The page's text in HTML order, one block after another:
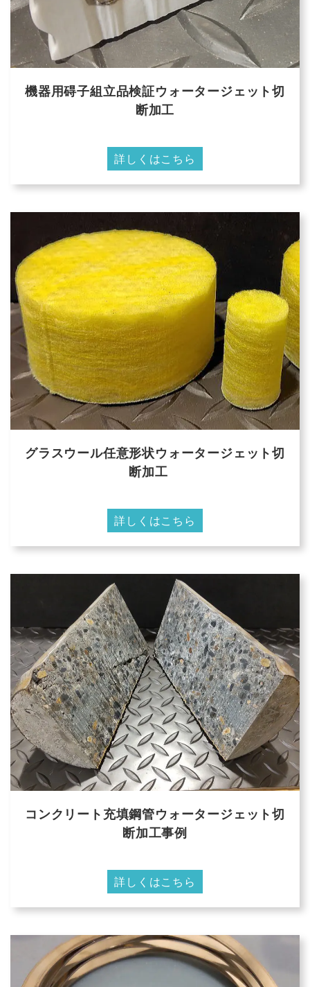
機器用碍子組立品検証ウォータージェット切
断加工
詳しくはこちら
グラスウール任意形状ウォータージェット切
断加工
詳しくはこちら
コンクリート充填鋼管ウォータージェット切
断加工事例
詳しくはこちら